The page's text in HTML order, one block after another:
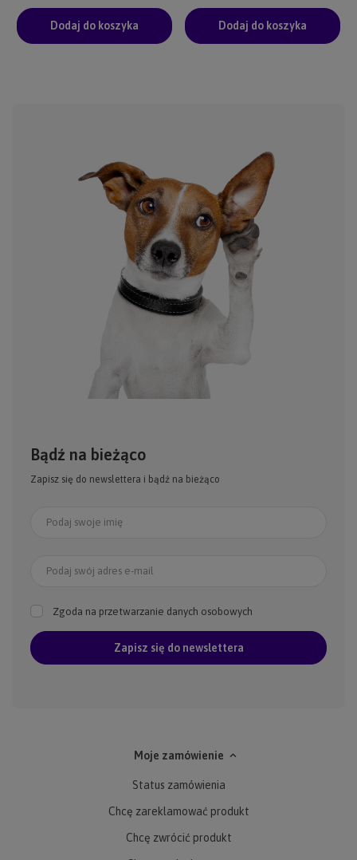
Dodaj do koszyka Dodaj do koszyka
Bądź na bieżąco
Zapisz się do newslettera i bądź na bieżąco
Podaj swoje imię
Podaj swój adres e-mail
Zgoda na przetwarzanie danych osobowych
Zapisz się do newslettera
Moje zamówienie
Status zamówienia
Chcę zareklamować produkt
Chcę zwrócić produkt